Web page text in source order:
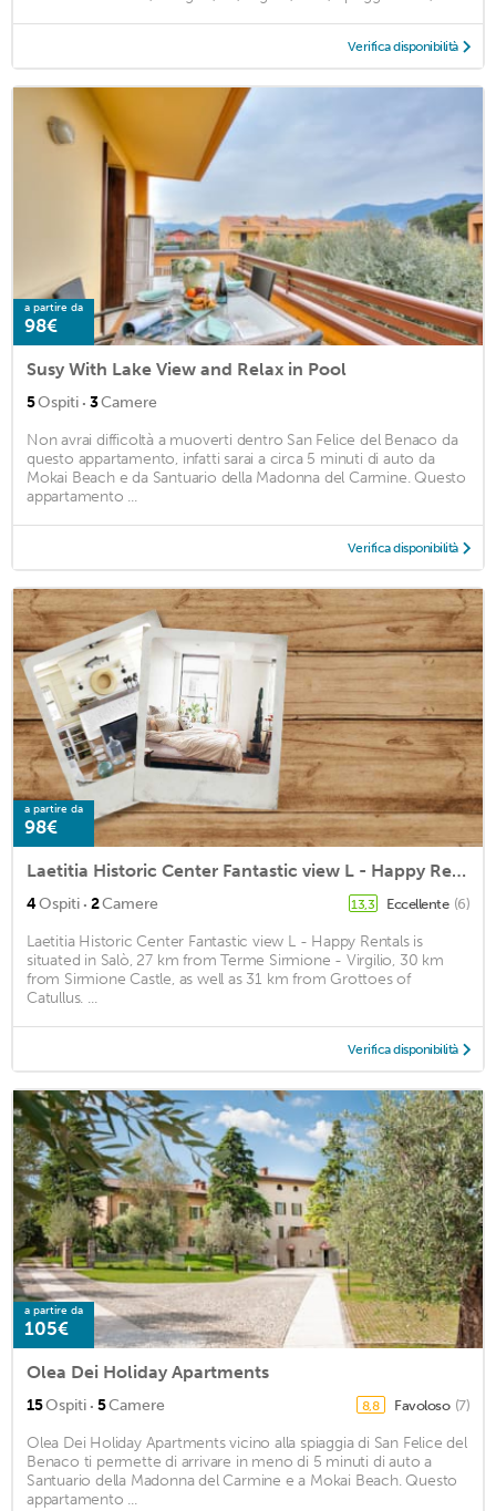
Verifica disponibilità
a partire da
98€
Susy With Lake View and Relax in Pool
5Ospiti · 3Camere
Non avrai difficoltà a muoverti dentro San Felice del Benaco da
questo appartamento, infatti sarai a circa 5 minuti di auto da
Mokai Beach e da Santuario della Madonna del Carmine. Questo
appartamento ...
Verifica disponibilità
a partire da
98€
Laetitia Historic Center Fantastic view L - Happy Rentals
4Ospiti · 2Camere 13,3 Eccellente (6)
Laetitia Historic Center Fantastic view L - Happy Rentals is
situated in Salò, 27 km from Terme Sirmione - Virgilio, 30 km
from Sirmione Castle, as well as 31 km from Grottoes of
Catullus. ...
Verifica disponibilità
a partire da
105€
Olea Dei Holiday Apartments
15Ospiti · 5Camere 8,8 Favoloso (7)
Olea Dei Holiday Apartments vicino alla spiaggia di San Felice del
Benaco ti permette di arrivare in meno di 5 minuti di auto a
Santuario della Madonna del Carmine e a Mokai Beach. Questo
appartamento ...